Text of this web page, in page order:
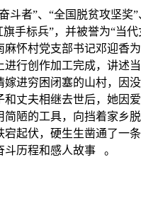
斗者”、“全国脱贫攻坚奖
手标兵”，并被誉为“当
怀村党支部书记邓迎香为
进行创作加工完成，讲述
嫁进穷困闭塞的山村，因
和丈夫相继去世后，她因
简陋的工具，向挡着家乡
宕起伏，硬生生凿通了一
斗历程和感人故事 。